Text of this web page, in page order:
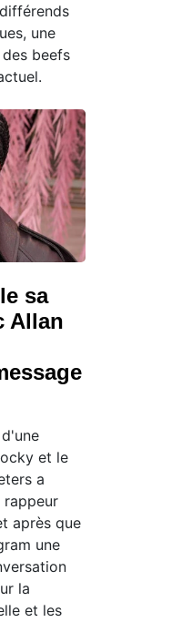
une
beefs
sa
Allan
et le
a
après que
une
la
et les